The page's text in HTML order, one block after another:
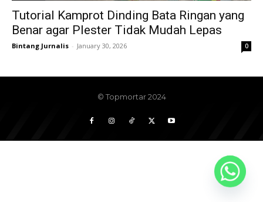
Tutorial Kamprot Dinding Bata Ringan yang
Benar agar Plester Tidak Mudah Lepas
Bintang Jurnalis - January 30, 2026 0
© Topmortar 2024